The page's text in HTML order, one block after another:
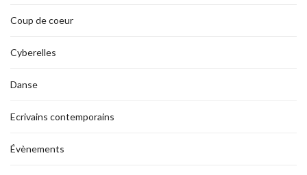
Coup de coeur
Cyberelles
Danse
Ecrivains contemporains
Évènements